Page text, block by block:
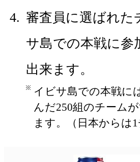
審査員に選ばれた
サ島での本戦に参
出来ます。
イビサ島での本戦に
んだ250組のチーム
ます。（日本からは1